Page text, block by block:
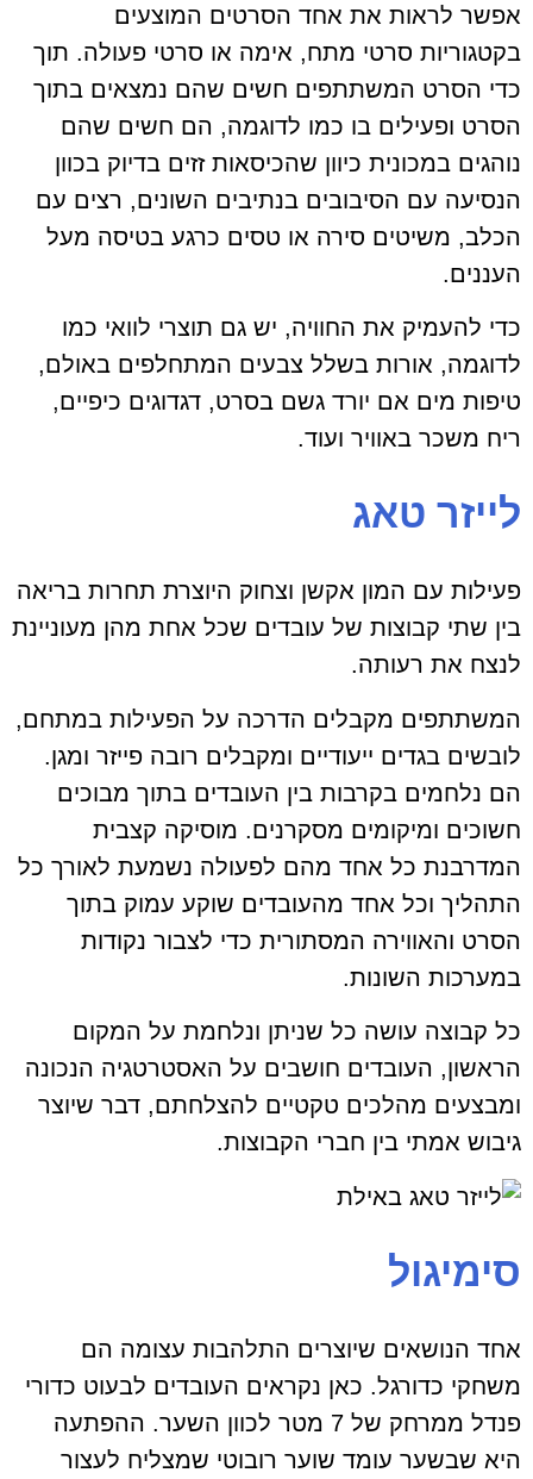
אפשר לראות את אחד הסרטים המוצעים
בקטגוריות סרטי מתח, אימה או סרטי פעולה. תוך
כדי הסרט המשתתפים חשים שהם נמצאים בתוך
הסרט ופעילים בו כמו לדוגמה, הם חשים שהם
נוהגים במכונית כיוון שהכיסאות זזים בדיוק בכוון
הנסיעה עם הסיבובים בנתיבים השונים, רצים עם
הכלב, משיטים סירה או טסים כרגע בטיסה מעל
העננים.
כדי להעמיק את החוויה, יש גם תוצרי לוואי כמו
לדוגמה, אורות בשלל צבעים המתחלפים באולם,
טיפות מים אם יורד גשם בסרט, דגדוגים כיפיים,
ריח משכר באוויר ועוד.
לייזר טאג
פעילות עם המון אקשן וצחוק היוצרת תחרות בריאה
בין שתי קבוצות של עובדים שכל אחת מהן מעוניינת
לנצח את רעותה.
המשתתפים מקבלים הדרכה על הפעילות במתחם,
לובשים בגדים ייעודיים ומקבלים רובה פייזר ומגן.
הם נלחמים בקרבות בין העובדים בתוך מבוכים
חשוכים ומיקומים מסקרנים. מוסיקה קצבית
המדרבנת כל אחד מהם לפעולה נשמעת לאורך כל
התהליך וכל אחד מהעובדים שוקע עמוק בתוך
הסרט והאווירה המסתורית כדי לצבור נקודות
במערכות השונות.
כל קבוצה עושה כל שניתן ונלחמת על המקום
הראשון, העובדים חושבים על האסטרטגיה הנכונה
ומבצעים מהלכים טקטיים להצלחתם, דבר שיוצר
גיבוש אמתי בין חברי הקבוצות.
סימיגול
אחד הנושאים שיוצרים התלהבות עצומה הם
משחקי כדורגל. כאן נקראים העובדים לבעוט כדורי
פנדל ממרחק של 7 מטר לכוון השער. ההפתעה
היא שבשער עומד שוער רובוטי שמצליח לעצור